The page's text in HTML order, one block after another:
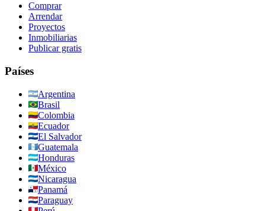
Comprar
Arrendar
Proyectos
Inmobiliarias
Publicar gratis
Países
Argentina
Brasil
Colombia
Ecuador
El Salvador
Guatemala
Honduras
México
Nicaragua
Panamá
Paraguay